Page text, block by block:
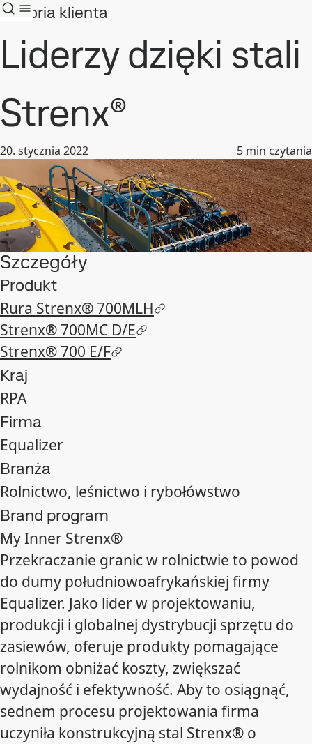
Historia klienta
Liderzy dzięki stali
Strenx®
20. stycznia 2022 5 min czytania
Szczegóły
Produkt
Rura Strenx® 700MLH
Strenx® 700MC D/E
Strenx® 700 E/F
Kraj
RPA
Firma
Equalizer
Branża
Rolnictwo, leśnictwo i rybołówstwo
Brand program
My Inner Strenx®
Przekraczanie granic w rolnictwie to powod
do dumy południowoafrykańskiej firmy
Equalizer. Jako lider w projektowaniu,
produkcji i globalnej dystrybucji sprzętu do
zasiewów, oferuje produkty pomagające
rolnikom obniżać koszty, zwiększać
wydajność i efektywność. Aby to osiągnąć,
sednem procesu projektowania firma
uczyniła konstrukcyjną stal Strenx® o